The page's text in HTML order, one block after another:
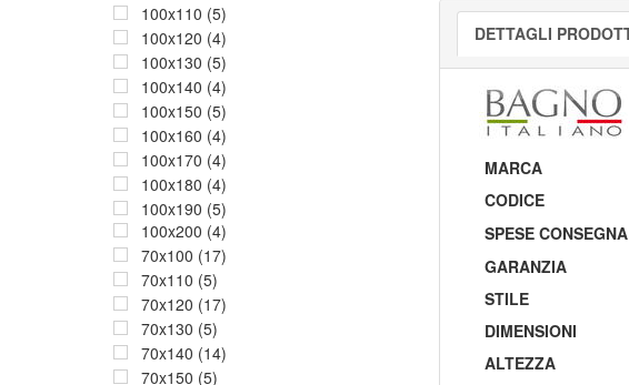
100x110 (5)
100x120 (4)
100x130 (5)
100x140 (4)
100x150 (5)
100x160 (4)
100x170 (4)
100x180 (4)
100x190 (5)
100x200 (4)
70x100 (17)
70x110 (5)
70x120 (17)
70x130 (5)
70x140 (14)
70x150 (5)
DETTAGLI
MARCA
CODICE
SPESE CONSEGNA
GARANZIA
STILE
DIMENSIONI
ALTEZZA